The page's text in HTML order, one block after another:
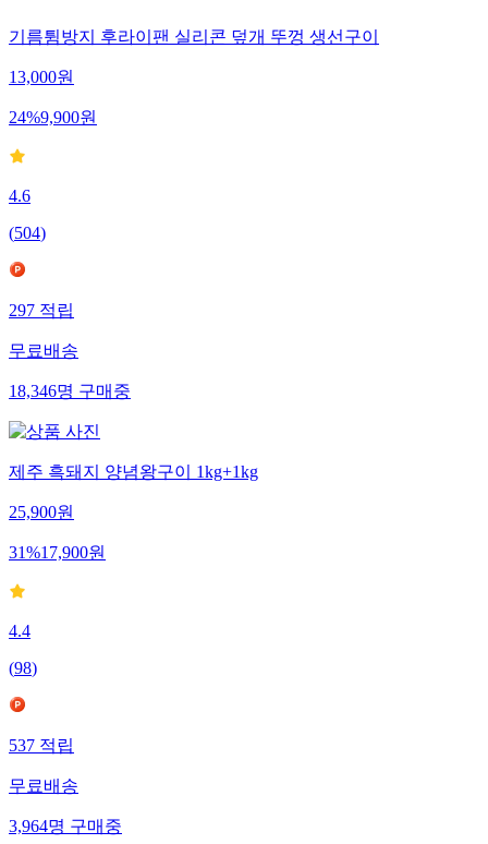
기름튐방지 후라이팬 실리콘 덮개 뚜껑 생선구이
13,000원
24%9,900원
4.6
(504)
297적립
무료배송
18,346명구매중
제주 흑돼지 양념왕구이 1kg+1kg
25,900원
31%17,900원
4.4
(98)
537적립
무료배송
3,964명구매중